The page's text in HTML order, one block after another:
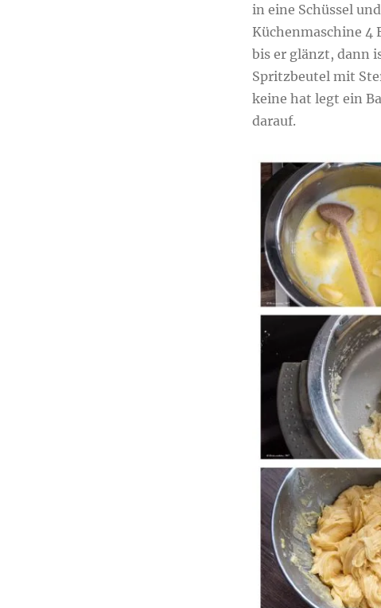
in eine Schüssel
Küchenmaschine 4
bis er glänzt, dann
Spritzbeutel mit
keine hat legt ein
darauf.